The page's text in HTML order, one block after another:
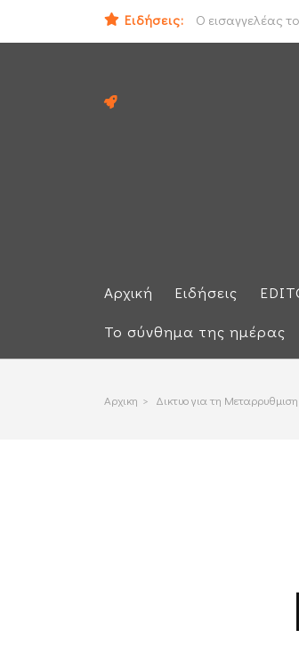
Ειδήσεις: ΟΟΣΑ: Στην
Αρχική Ειδήσεις
Το σύνθημα της ημέρας
Αρχικη > Δικτυο για τη Μεταρρυθμιση